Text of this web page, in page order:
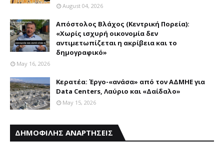
August 04, 2026
Απόστολος Βλάχος (Κεντρική Πορεία):
«Χωρίς ισχυρή οικονομία δεν
αντιμετωπίζεται η ακρίβεια και το
δημογραφικό»
May 16, 2026
Κερατέα: Έργο-«ανάσα» από τον ΑΔΜΗΕ για
Data Centers, Λαύριο και «Δαίδαλο»
May 15, 2026
ΔΗΜΟΦΙΛΗΣ ΑΝΑΡΤΗΣΕΙΣ